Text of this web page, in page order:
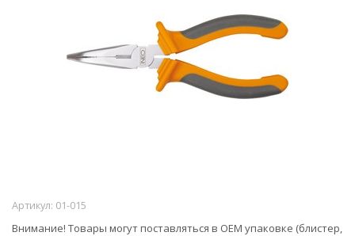
Артикул: 01-015
Внимание! Товары могут поставляться в ОЕМ упаковке (блистер,